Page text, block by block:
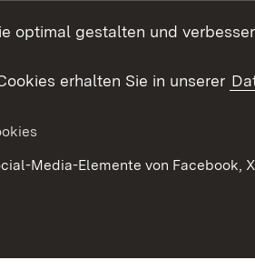
optimal gestalten und
erhalten Sie in unserer
Media-Elemente von